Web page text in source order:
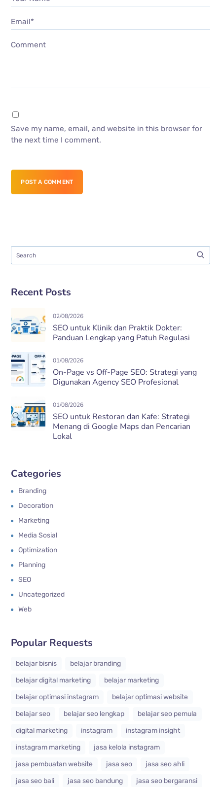
Email*
Comment
Save my name, email, and website in this browser for
the next time I comment.
POST A COMMENT
Recent Posts
02/08/2026
SEO untuk Klinik dan Praktik Dokter:
Panduan Lengkap yang Patuh Regulasi
01/08/2026
On-Page vs Off-Page SEO: Strategi yang
Digunakan Agency SEO Profesional
01/08/2026
SEO untuk Restoran dan Kafe: Strategi
Menang di Google Maps dan Pencarian
Lokal
Categories
Branding
Decoration
Marketing
Media Sosial
Optimization
Planning
SEO
Uncategorized
Web
Popular Requests
belajar bisnis
belajar branding
belajar digital marketing
belajar marketing
belajar optimasi instagram
belajar optimasi website
belajar seo
belajar seo lengkap
belajar seo pemula
digital marketing
instagram
instagram insight
instagram marketing
jasa kelola instagram
jasa pembuatan website
jasa seo
jasa seo ahli
jasa seo bali
jasa seo bandung
jasa seo bergaransi